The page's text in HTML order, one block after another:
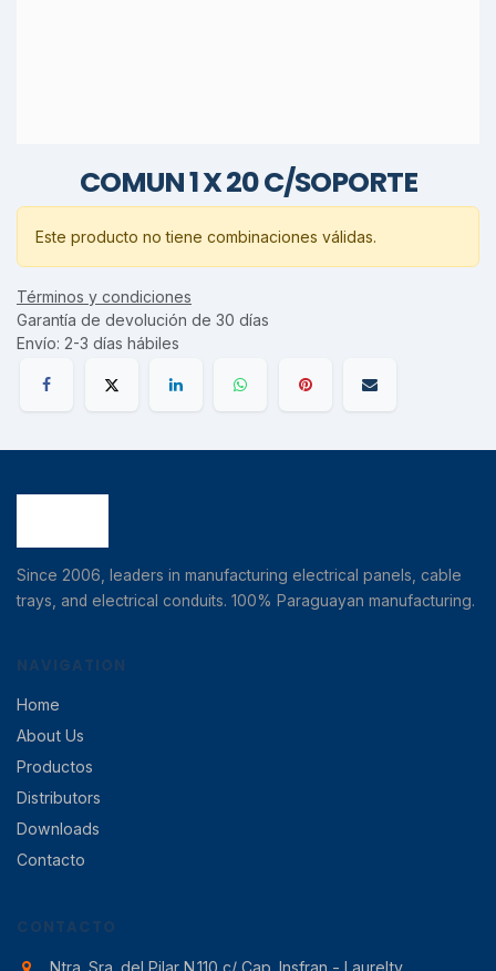
COMUN 1 X 20 C/SOPORTE
Este producto no tiene combinaciones válidas.
Términos y condiciones
Garantía de devolución de 30 días
Envío: 2-3 días hábiles
Since 2006, leaders in manufacturing electrical panels, cable
trays, and electrical conduits. 100% Paraguayan manufacturing.
NAVIGATION
Home
About Us
Productos
Distributors
Downloads
Contacto
CONTACTO